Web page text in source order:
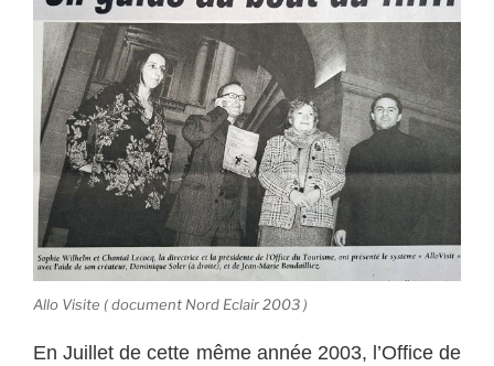
Allo Visite ( document Nord Eclair 2003 )
En Juillet de cette même année 2003, l’Office de